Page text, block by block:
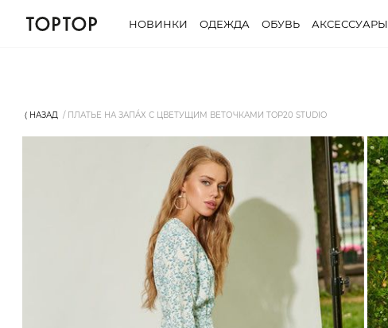
НОВИНКИ ОДЕЖДА ОБУВЬ АКСЕССУАРЫ
⟨ НАЗАД ПЛАТЬЕ НА ЗАПÁХ С ЦВЕТУЩИМ ВЕТОЧКАМИ TOP20 STUDIO